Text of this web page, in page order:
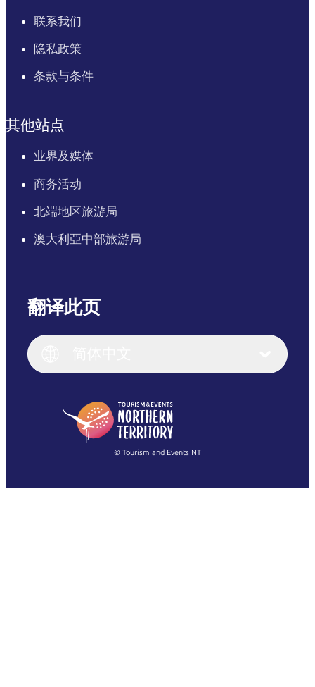
联系我们
隐私政策
条款与条件
其他站点
业界及媒体
商务活动
北端地区旅游局
澳大利亞中部旅游局
翻译此页
English (US)
English
(Singapore)
Français
繁體中文
© Tourism and Events NT